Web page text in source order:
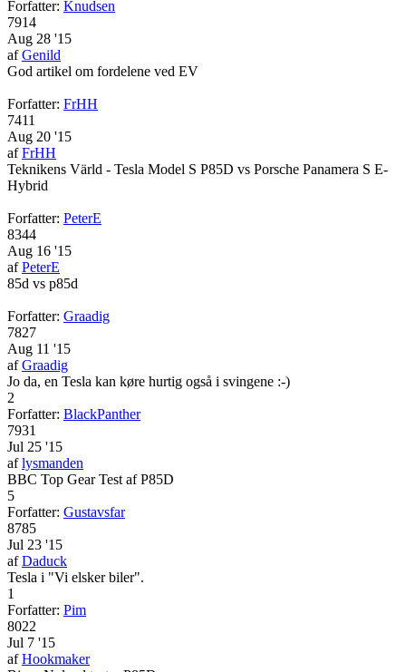
Forfatter: Knudsen
7914
Aug 28 '15
afGenild
God artikel om fordelene ved EV
Forfatter: FrHH
7411
Aug 20 '15
afFrHH
Teknikens Värld - Tesla Model S P85D vs Porsche Panamera S E-
Hybrid
Forfatter: PeterE
8344
Aug 16 '15
afPeterE
85d vs p85d
Forfatter: Graadig
7827
Aug 11 '15
afGraadig
Jo da, en Tesla kan køre hurtig også i svingene :-)
2
Forfatter: BlackPanther
7931
Jul 25 '15
aflysmanden
BBC Top Gear Test af P85D
5
Forfatter: Gustavsfar
8785
Jul 23 '15
afDaduck
Tesla i "Vi elsker biler".
1
Forfatter: Pim
8022
Jul 7 '15
afHookmaker